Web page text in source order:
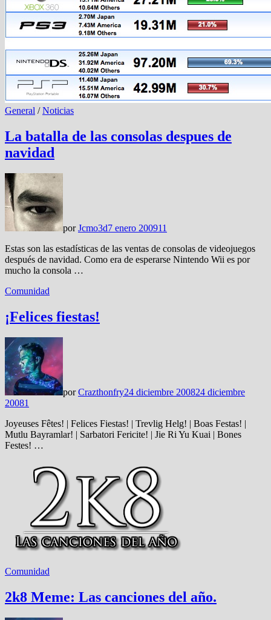
General /Noticias
La batalla de las consolas despues de
navidad
porJcmo3d7 enero 200911
Estas son las estadísticas de las ventas de consolas de videojuegos
después de navidad. Como era de esperarse Nintendo Wii es por
mucho la consola …
Comunidad
¡Felices fiestas!
porCrazthonfry24 diciembre 200824 diciembre
20081
Joyeuses Fêtes! | Felices Fiestas! | Trevlig Helg! | Boas Festas! |
Mutlu Bayramlar! | Sarbatori Fericite! | Jie Ri Yu Kuai | Bones
Festes! …
Comunidad
2k8 Meme: Las canciones del año.